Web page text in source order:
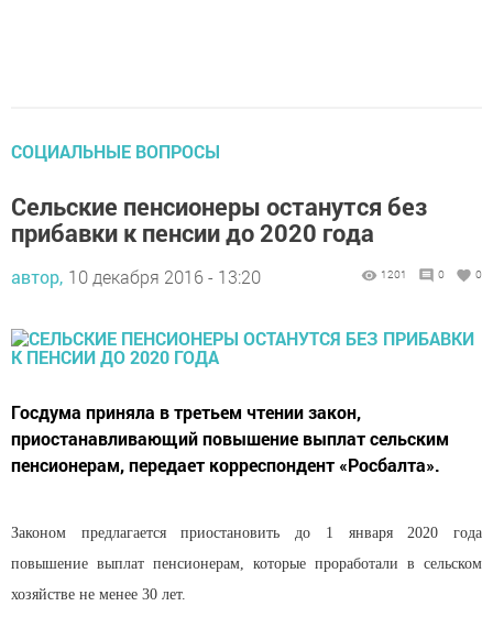
СОЦИАЛЬНЫЕ ВОПРОСЫ
Сельские пенсионеры останутся без
прибавки к пенсии до 2020 года
автор, 10 декабря 2016 - 13:20 1201 0 0
Госдума приняла в третьем чтении закон,
приостанавливающий повышение выплат сельским
пенсионерам, передает корреспондент «Росбалта».
Законом предлагается приостановить до 1 января 2020 года
повышение выплат пенсионерам, которые проработали в сельском
хозяйстве не менее 30 лет.